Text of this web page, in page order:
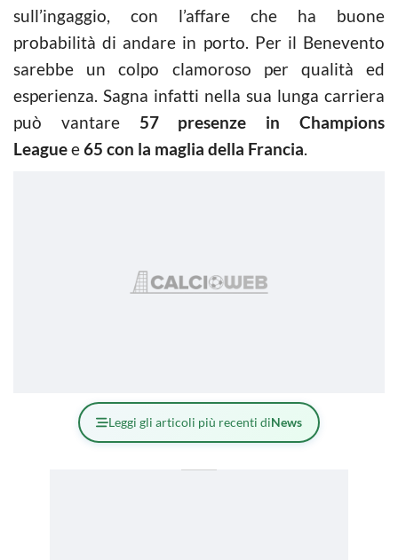
sull’ingaggio, con l’affare che ha buone
probabilità di andare in porto. Per il Benevento
sarebbe un colpo clamoroso per qualità ed
esperienza. Sagna infatti nella sua lunga carriera
può vantare 57 presenze in Champions
Leaguee65 con la maglia della Francia.
Leggi gli articoli più recenti diNews